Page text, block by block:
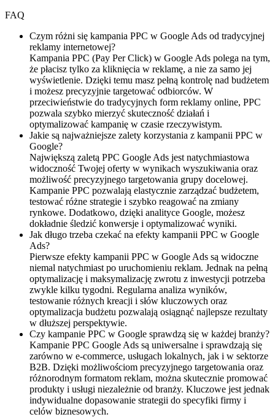
FAQ
Czym różni się kampania PPC w Google Ads od tradycyjnej
reklamy internetowej?
Kampania PPC (Pay Per Click) w Google Ads polega na tym,
że płacisz tylko za kliknięcia w reklamę, a nie za samo jej
wyświetlenie. Dzięki temu masz pełną kontrolę nad budżetem
i możesz precyzyjnie targetować odbiorców. W
przeciwieństwie do tradycyjnych form reklamy online, PPC
pozwala szybko mierzyć skuteczność działań i
optymalizować kampanię w czasie rzeczywistym.
Jakie są najważniejsze zalety korzystania z kampanii PPC w
Google?
Największą zaletą PPC Google Ads jest natychmiastowa
widoczność Twojej oferty w wynikach wyszukiwania oraz
możliwość precyzyjnego targetowania grupy docelowej.
Kampanie PPC pozwalają elastycznie zarządzać budżetem,
testować różne strategie i szybko reagować na zmiany
rynkowe. Dodatkowo, dzięki analityce Google, możesz
dokładnie śledzić konwersje i optymalizować wyniki.
Jak długo trzeba czekać na efekty kampanii PPC w Google
Ads?
Pierwsze efekty kampanii PPC w Google Ads są widoczne
niemal natychmiast po uruchomieniu reklam. Jednak na pełną
optymalizację i maksymalizację zwrotu z inwestycji potrzeba
zwykle kilku tygodni. Regularna analiza wyników,
testowanie różnych kreacji i słów kluczowych oraz
optymalizacja budżetu pozwalają osiągnąć najlepsze rezultaty
w dłuższej perspektywie.
Czy kampanie PPC w Google sprawdzą się w każdej branży?
Kampanie PPC Google Ads są uniwersalne i sprawdzają się
zarówno w e-commerce, usługach lokalnych, jak i w sektorze
B2B. Dzięki możliwościom precyzyjnego targetowania oraz
różnorodnym formatom reklam, można skutecznie promować
produkty i usługi niezależnie od branży. Kluczowe jest jednak
indywidualne dopasowanie strategii do specyfiki firmy i
celów biznesowych.